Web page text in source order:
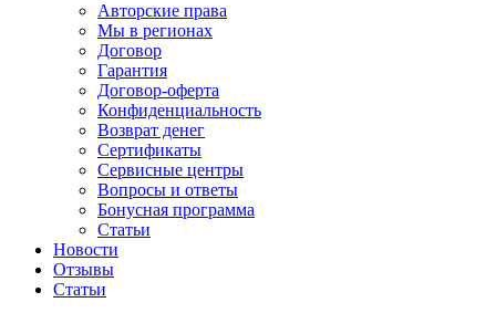
Авторские права
Мы в регионах
Договор
Гарантия
Договор-оферта
Конфиденциальность
Возврат денег
Сертификаты
Сервисные центры
Вопросы и ответы
Бонусная программа
Статьи
Новости
Отзывы
Статьи